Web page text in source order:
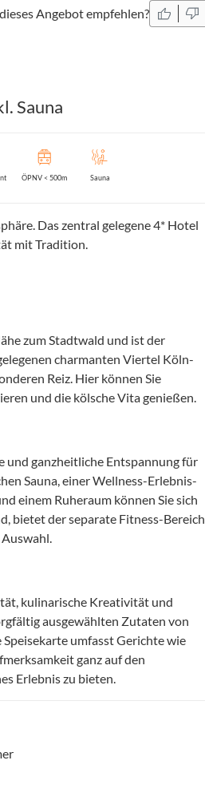
Angebot empfehlen?
Sauna
ÖPNV < 500m Sauna
Das zentral gelegene 4* Hotel
mit Tradition.
zum Stadtwald und ist der
charmanten Viertel Köln-
Reiz. Hier können Sie
und die kölsche Vita genießen.
und ganzheitliche Entspannung für
Sauna, einer Wellness-Erlebnis-
einem Ruheraum können Sie sich
bietet der separate Fitness-Bereich
kulinarische Kreativität und
ausgewählten Zutaten von
umfasst Gerichte wie
ganz auf den
Erlebnis zu bieten.